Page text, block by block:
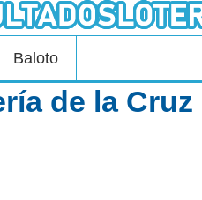
Baloto
de la